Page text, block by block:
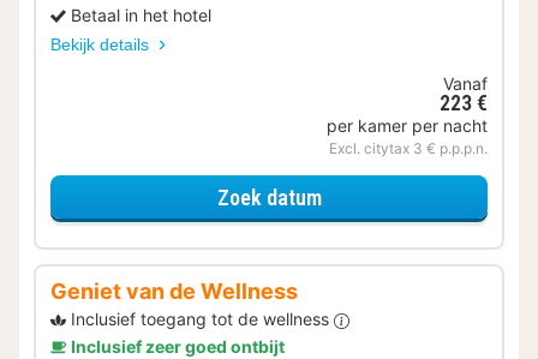
Betaal in het hotel
Bekijk details
Vanaf
223 €
per kamer per nacht
Excl. citytax 3 € p.p.p.n.
Zoek datumvoor Verblijf & Diner
Geniet van de Wellness
Inclusief toegang tot de wellness
Inclusief zeer goed ontbijt